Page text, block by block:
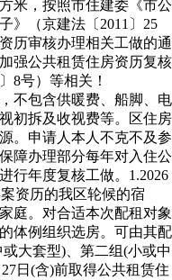
米，按照市住建委《市公
》（京建法〔2011〕25
历审核办理相关工做的通
强公共租赁住房资历复核
8号）等相关！
包含供暖费、船脚、电
初拆及收视费等。区住房
。申请人本人不克不及参
障办理部分每年对入住公
行年度复核工做。1.2026
资历的我区轮候的宿
庭。对合适本次配租对象
体例组织选房。可由其配
大套型)、第二组(小或中
日(含)前取得公共租赁住